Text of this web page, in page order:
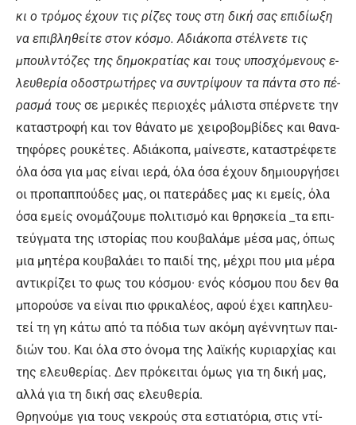
κι ο τρό­μος έ­χουν τις ρί­ζες τους στη δι­κή σας ε­πι­δί­ω­ξη
να ε­πι­βλη­θεί­τε στον κό­σμο. Α­διά­κο­πα στέλ­νε­τε τις
μπουλ­ντό­ζες της δη­μο­κρα­τί­ας και τους υ­πο­σχό­με­νους ε­
λευ­θε­ρί­α ο­δο­στρω­τή­ρες να συ­ντρί­ψουν τα πά­ντα στο πέ­
ρα­σμά τους σε με­ρι­κές πε­ριο­χές μά­λι­στα σπέρ­νε­τε την
κα­τα­στρο­φή και τον θά­να­το με χει­ρο­βομ­βί­δες και θα­να­
τη­φό­ρες ρου­κέ­τες. Α­διά­κο­πα, μαί­νε­στε, κα­τα­στρέ­φε­τε
ό­λα ό­σα για μας εί­ναι ιε­ρά, ό­λα ό­σα έ­χουν δη­μιουρ­γή­σει
οι προ­παπ­πού­δες μας, οι πα­τε­ρά­δες μας κι ε­μείς, ό­λα
ό­σα ε­μείς ο­νο­μά­ζου­με πο­λι­τι­σμό και θρη­σκεί­α _τα ε­πι­
τεύγ­μα­τα της ι­στο­ρί­ας που κου­βα­λά­με μέ­σα μας, ό­πως
μια μη­τέ­ρα κου­βα­λά­ει το παι­δί της, μέ­χρι που μια μέ­ρα
α­ντι­κρί­ζει το φως του κό­σμου· ε­νός κό­σμου που δεν θα
μπο­ρού­σε να εί­ναι πιο φρι­κα­λέ­ος, α­φού έ­χει κα­πη­λευ­
τεί τη γη κά­τω α­πό τα πό­δια των α­κό­μη α­γέν­νη­των παι­
διών του. Και ό­λα στο ό­νο­μα της λα­ϊ­κής κυ­ριαρ­χί­ας και
της ε­λευ­θε­ρί­ας. Δεν πρό­κει­ται ό­μως για τη δι­κή μας,
αλ­λά για τη δι­κή σας ε­λευ­θε­ρί­α.
Θρη­νού­με για τους νε­κρούς στα ε­στια­τό­ρια, στις ντί­